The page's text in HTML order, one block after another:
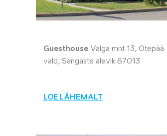
Guesthouse Valga mnt 13, Otepää
vald, Sangaste alevik 67013
LOE LÄHEMALT